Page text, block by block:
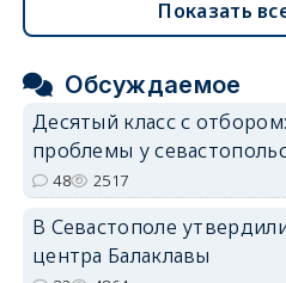
Показать
Обсуждаемое
Десятый класс с
проблемы у
48 2517
В Севастополе
центра Балаклавы